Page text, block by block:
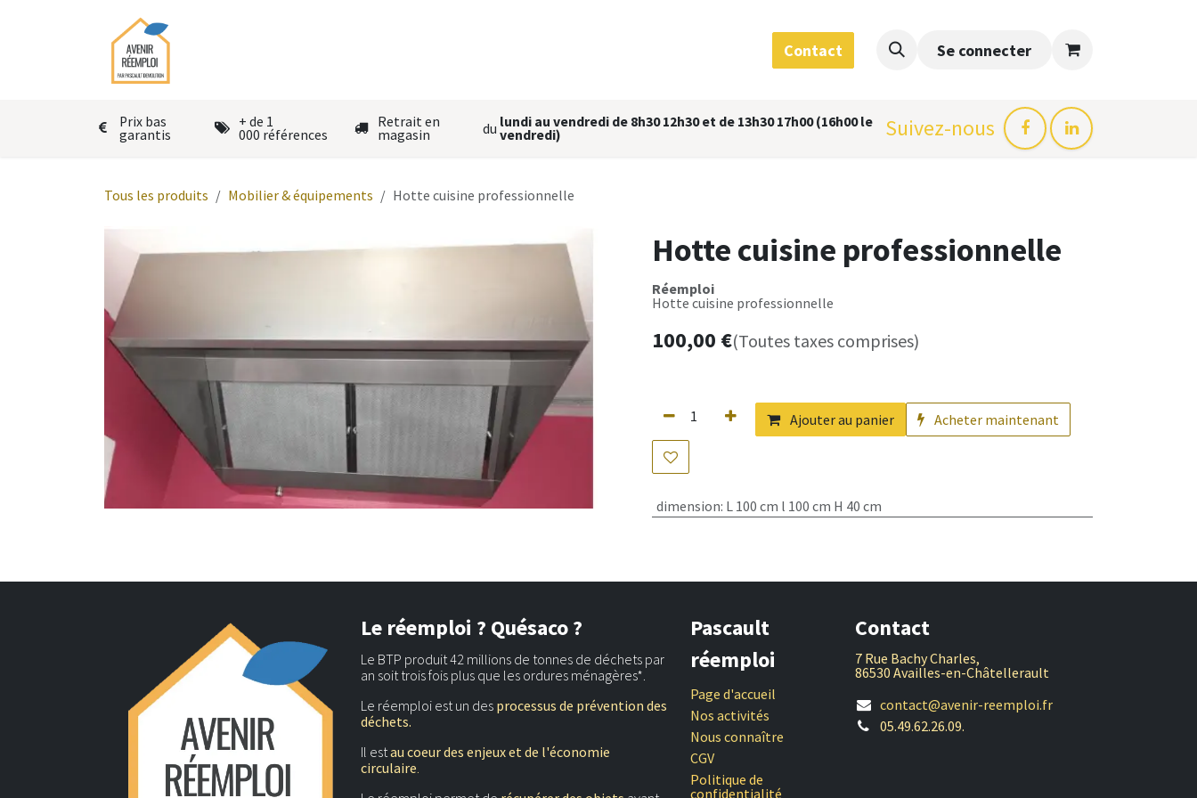
Contact Se connecter
Prix bas
garantis
+ de 1
000 références
Retrait en
magasin du lundi au vendredi de 8h30 12h30 et de 13h30 17h00 (16h00 le
vendredi) Suivez-nous
Tous les produits Mobilier & équipements Hotte cuisine professionnelle
Hotte cuisine professionnelle
Réemploi
Hotte cuisine professionnelle
100,00 €(Toutes taxes comprises)
Ajouter au panier Acheter maintenant
dimension: L 100 cm l 100 cm H 40 cm
Pascault
réemploi
Page d'accueil
Nos activités
Nous connaître
CGV
Politique de
confidentialité
Le réemploi ? Quésaco ?
Le BTP produit 42 millions de tonnes de déchets par
an soit trois fois plus que les ordures ménagères*.
Le réemploi est un des processus de prévention des
déchets.
Il estau coeur des enjeux et de l'économie
circulaire.
Contact
7 Rue Bachy Charles,
86530 Availles-en-Châtellerault
contact@avenir-reemploi.fr
05.49.62.26.09.